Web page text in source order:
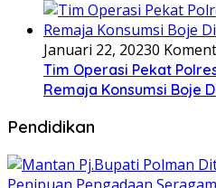
Januari 22, 20230
Tim Operasi Pekat
Remaja Konsumsi Boje
Pendidikan